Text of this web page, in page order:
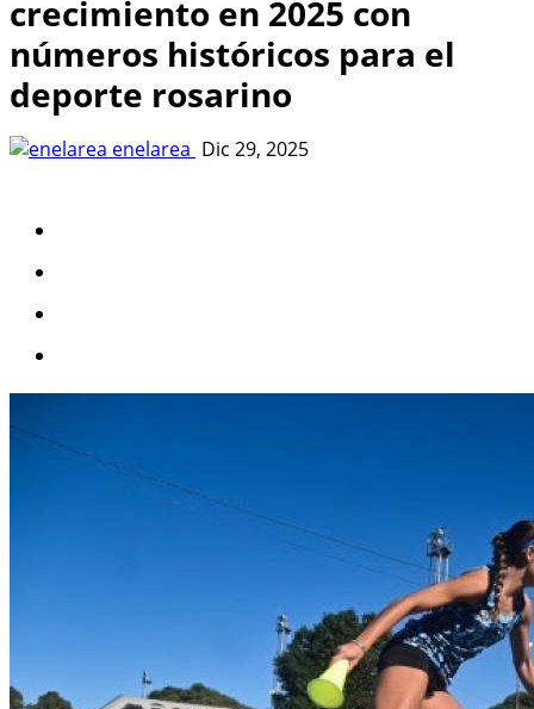
crecimiento en 2025 con
números históricos para el
deporte rosarino
enelarea Dic 29, 2025